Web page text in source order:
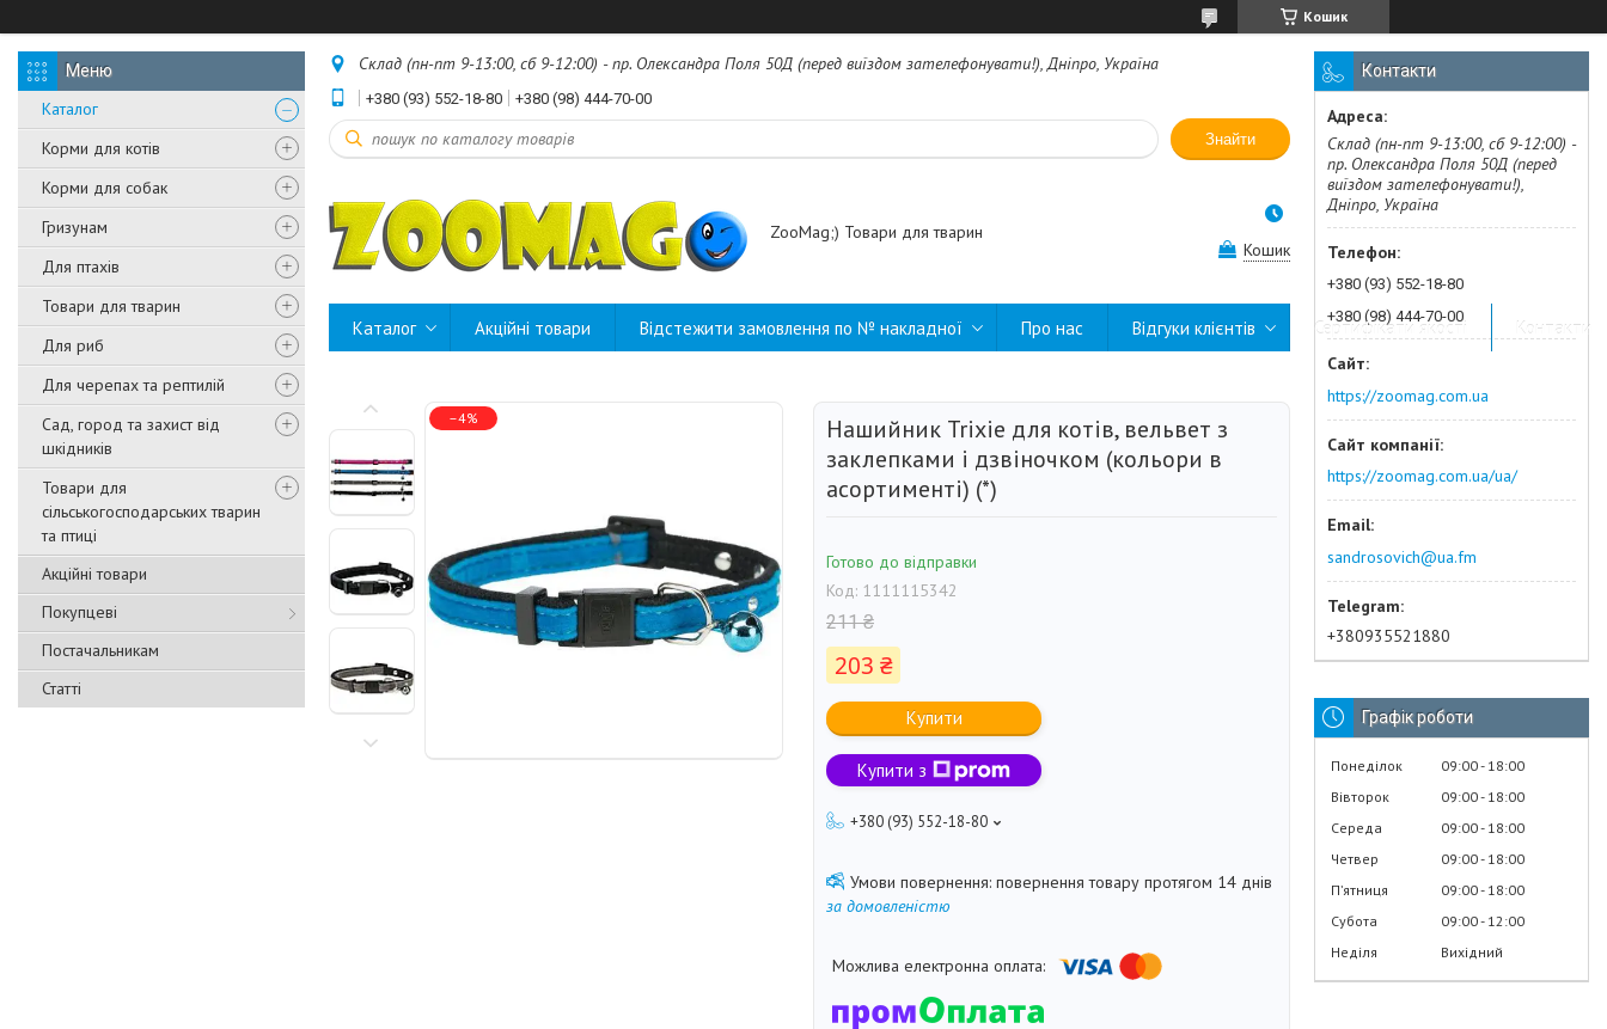
Кошик
Каталог
Корми для котів
Корми для собак
Гризунам
Для птахів
Товари для тварин
Для риб
Для черепах та рептилій
Сад, город та захист від
шкідників
Товари для
сільськогосподарських тварин
та птиці
Акційні товари
Покупцеві
Постачальникам
Статті
Склад (пн-пт 9-13:00, сб 9-12:00) - пр. Олександра Поля 50Д (перед виїздом зателефонувати!), Дніпро, Україна
+380 (93) 552-18-80 +380 (98) 444-70-00
Знайти
ZooMag;) Товари для тварин
Кошик
Каталог Акційні товари Відстежити замовлення по № накладної Про нас Відгуки клієнтів Сертифікати якості Контакти
–4%
Нашийник Trixie для котів, вельвет з
заклепками і дзвіночком (кольори в
асортименті) (*)
Готово до відправки
Код: 1111115342
211 ₴
203 ₴
Купити
Купити з
+380 (93) 552-18-80
повернення товару протягом 14 днів
за домовленістю
Контакти
Склад (пн-пт 9-13:00, сб 9-12:00) -
пр. Олександра Поля 50Д (перед
виїздом зателефонувати!),
Дніпро, Україна
+380 (93) 552-18-80
+380 (98) 444-70-00
https://zoomag.com.ua
https://zoomag.com.ua/ua/
sandrosovich@ua.fm
+380935521880
Графік роботи
Понеділок 09:00 18:00
Вівторок
09:00 18:00
Середа
09:00 18:00
Четвер
09:00 18:00
Пʼятниця
09:00 18:00
Субота
09:00 12:00
Неділя
Вихідний